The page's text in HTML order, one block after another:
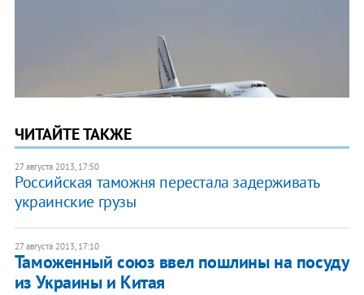
ЧИТАЙТЕ ТАКЖЕ
27 августа 2013, 17:50
Российская таможня перестала задерживать
украинские грузы
27 августа 2013, 17:10
Таможенный союз ввел пошлины на посуду
из Украины и Китая